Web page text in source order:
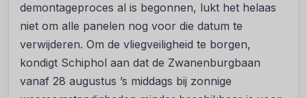
demontageproces al is begonnen, lukt het helaas
niet om alle panelen nog voor die datum te
verwijderen. Om de vliegveiligheid te borgen,
kondigt Schiphol aan dat de Zwanenburgbaan
vanaf 28 augustus ’s middags bij zonnige